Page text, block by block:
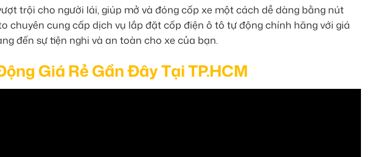
trội cho người lái, giúp mở và đóng cốp xe một cách dễ dàng bằng nút
chuyên cung cấp dịch vụ lắp đặt cốp điện ô tô tự động chính hãng với giá
đến sự tiện nghi và an toàn cho xe của bạn.
Giá Rẻ Gần Đây Tại TP.HCM